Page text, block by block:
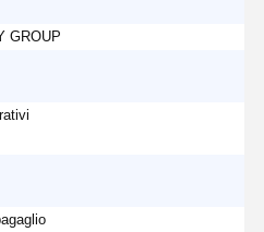
GROUP